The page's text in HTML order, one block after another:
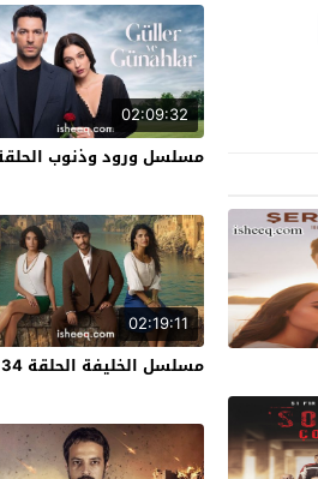
02:09:32
مسلسل ورود وذنوب الحلقة
02:19:11
مسلسل الخليفة الحلقة 34